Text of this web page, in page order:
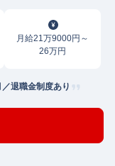
月給21万9000円～
26万円
退職金制度あり